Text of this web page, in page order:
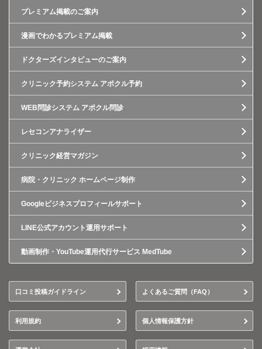
プレミアム掲載のご案内
漫画でわかるプレミアム掲載
ドクターズインタビューのご案内
クリニック予約システム アポクル予約
WEB問診システム アポクル問診
レセコンアナライザー
クリニック経営マガジン
病院・クリニック ホームページ制作
Googleビジネスプロフィールサポート
LINE公式アカウント運用サポート
動画制作・YouTube運用代行サービス MedTube
口コミ投稿ガイドライン よくあるご質問（FAQ）
利用規約 個人情報保護方針